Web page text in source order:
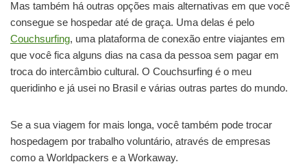
Mas também há outras opções mais alternativas em que você
consegue se hospedar até de graça. Uma delas é pelo
Couchsurfing, uma plataforma de conexão entre viajantes em
que você fica alguns dias na casa da pessoa sem pagar em
troca do intercâmbio cultural. O Couchsurfing é o meu
queridinho e já usei no Brasil e várias outras partes do mundo.
Se a sua viagem for mais longa, você também pode trocar
hospedagem por trabalho voluntário, através de empresas
como a Worldpackers e a Workaway.